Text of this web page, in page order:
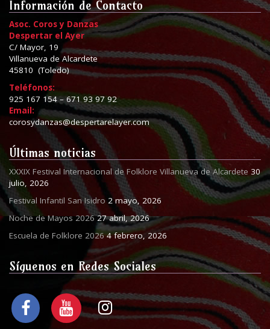
Información de Contacto
Asoc. Coros y Danzas
Despertar el Ayer
C/ Mayor, 19
Villanueva de Alcardete
45810 (Toledo)
Teléfonos:
925 167 154 – 671 93 97 92
Email:
corosydanzas@despertarelayer.com
Últimas noticias
XXXIX Festival Internacional de Folklore Villanueva de Alcardete 30
julio, 2026
Festival Infantil San Isidro 2 mayo, 2026
Noche de Mayos 2026 27 abril, 2026
Escuela de Folklore 2026 4 febrero, 2026
Síguenos en Redes Sociales